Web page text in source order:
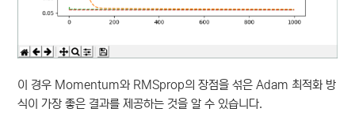
이 경우 Momentum와 RMSprop의 장점을 섞은 Adam 최적화 방
식이 가장 좋은 결과를 제공하는 것을 알 수 있습니다.